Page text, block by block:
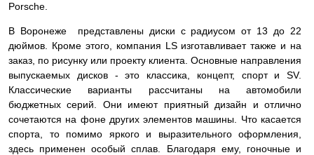
Porsche.
В Воронеже представлены диски с радиусом от 13 до 22
дюймов. Кроме этого, компания LS изготавливает также и на
заказ, по рисунку или проекту клиента. Основные направления
выпускаемых дисков - это классика, концепт, спорт и SV.
Классические варианты рассчитаны на автомобили
бюджетных серий. Они имеют приятный дизайн и отлично
сочетаются на фоне других элементов машины. Что касается
спорта, то помимо яркого и выразительного оформления,
здесь применен особый сплав. Благодаря ему, гоночные и